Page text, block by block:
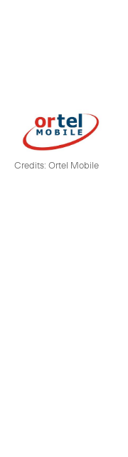
Credits: Ortel Mobile